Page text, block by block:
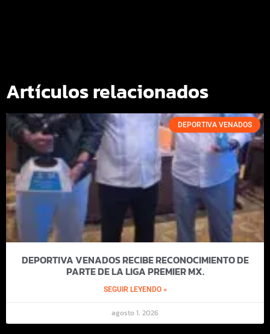
Artículos relacionados
DEPORTIVA VENADOS
DEPORTIVA VENADOS RECIBE RECONOCIMIENTO DE
PARTE DE LA LIGA PREMIER MX.
SEGUIR LEYENDO »
agosto 1, 2026